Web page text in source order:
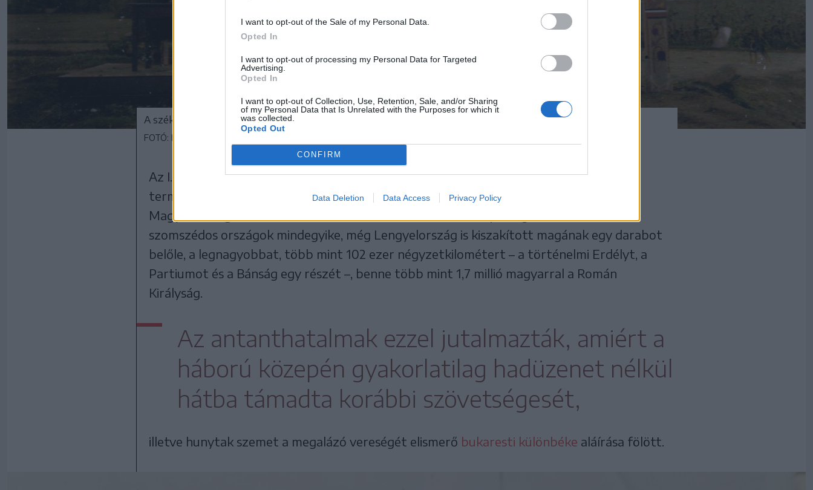
I want to opt-out of the Sale of my Personal Data.
Opted In
I want to opt-out of processing my Personal Data for Targeted
Advertising.
Opted In
I want to opt-out of Collection, Use, Retention, Sale, and/or Sharing
of my Personal Data that Is Unrelated with the Purposes for which it
was collected.
Opted Out
CONFIRM
Data Deletion Data Access Privacy Policy
A székelyszáldobosi keresztútnál 1940-ben felállított székelykapu
FOTÓ: BENE LÁSZLÓ GYŰJTEMÉNYÉBŐL
Az I. világháborút lezáró, 1920. június 4-én a versailles-i Nagy–Trianon-palota Cotelle-
termében nagyhatalmi nyomásra aláírt békediktátum következményeként
Magyarországnak le kellett mondani mind területe, mind népessége kétharmadáról. A
szomszédos országok mindegyike, még Lengyelország is kiszakított magának egy darabot
belőle, a legnagyobbat, több mint 102 ezer négyzetkilométert – a történelmi Erdélyt, a
Partiumot és a Bánság egy részét –, benne több mint 1,7 millió magyarral a Román
Királyság.
Az antanthatalmak ezzel jutalmazták, amiért a
háború közepén gyakorlatilag hadüzenet nélkül
hátba támadta korábbi szövetségesét,
illetve hunytak szemet a megalázó vereségét elismerő bukaresti különbéke aláírása fölött.